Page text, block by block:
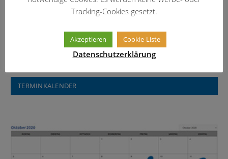
Widmann-Gymnasium
TERMINKALENDER
Tracking-Cookies gesetzt.
Akzeptieren Cookie-Liste
Datenschutzerklärung